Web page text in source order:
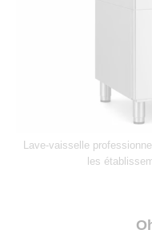
Lave-vaisselle
les